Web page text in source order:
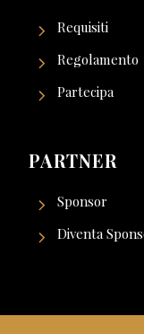
Requisiti
Regolamento
Partecipa
PARTNER
Sponsor
Diventa